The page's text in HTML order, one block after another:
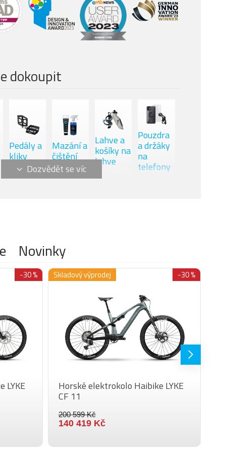
SX Eagle
CNC, Hliník, 32 zubů
DB8, 200 mm, 4-pístová kotoučová brzda
Wicked Will Evo Super Ground, 29" x
Schwalbe, Wicked Will Evo Super Trail, 29" x
ST i30 TCS, nýtovaný, ráfek s dutinou
FlowBy, 780 mm
Italia, Model X
Post Remote, Aluminium, Telescope, 31.6
mit Reflektor, hliník
dokoupit
Pedály a
kliky
Mazání a
čištění
Lahve a
košíky na
lahve
Pouzdra
a držáky
na
telefony
Novinky
-30 %
LYKE
Skladový výprodej -30 %
Horské elektrokolo Haibike LYKE
CF 11
200 599 Kč
140 419 Kč